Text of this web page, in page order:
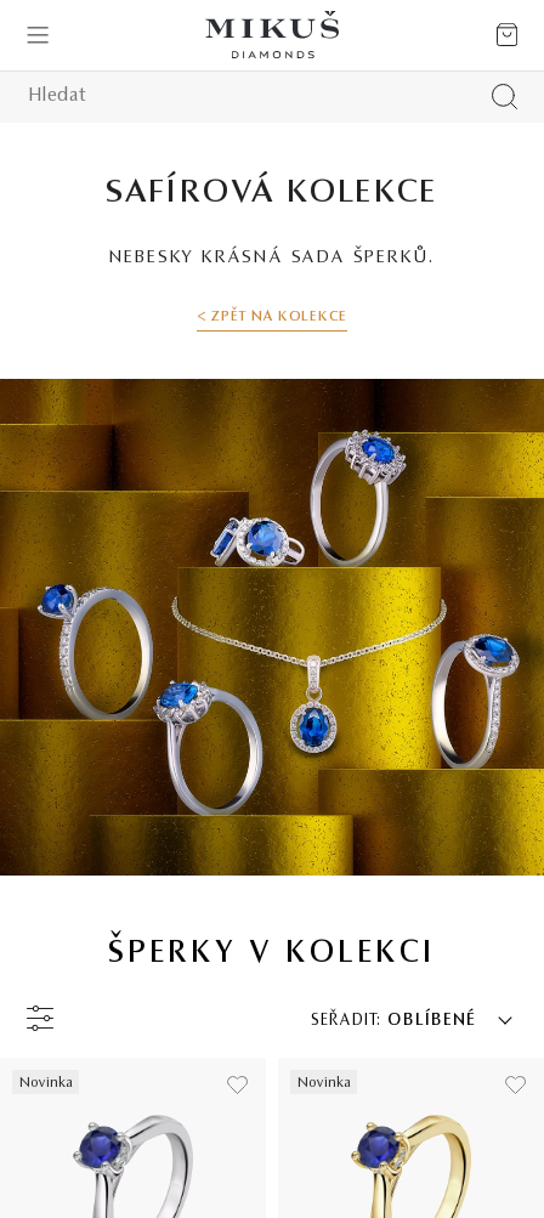
SAFÍROVÁ KOLEKCE
NEBESKY KRÁSNÁ SADA ŠPERKŮ.
< ZPĚT NA KOLEKCE
ŠPERKY V KOLEKCI
SEŘADIT: OBLÍBENÉ
Novinka Novinka